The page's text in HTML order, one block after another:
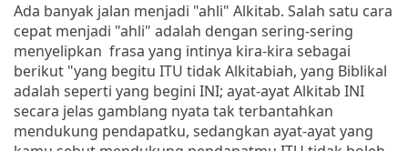
Ada banyak jalan menjadi "ahli" Alkitab. Salah satu cara
cepat menjadi "ahli" adalah dengan sering-sering
menyelipkan frasa yang intinya kira-kira sebagai
berikut "yang begitu ITU tidak Alkitabiah, yang Biblikal
adalah seperti yang begini INI; ayat-ayat Alkitab INI
secara jelas gamblang nyata tak terbantahkan
mendukung pendapatku, sedangkan ayat-ayat yang